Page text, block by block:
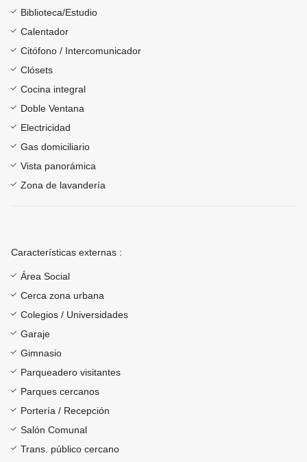
Biblioteca/Estudio
Calentador
Citófono / Intercomunicador
Clósets
Cocina integral
Doble Ventana
Electricidad
Gas domiciliario
Vista panorámica
Zona de lavandería
Características externas :
Área Social
Cerca zona urbana
Colegios / Universidades
Garaje
Gimnasio
Parqueadero visitantes
Parques cercanos
Portería / Recepción
Salón Comunal
Trans. público cercano